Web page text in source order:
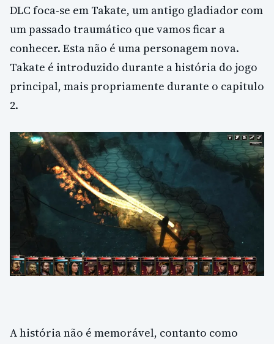
DLC foca-se em Takate, um antigo gladiador com
um passado traumático que vamos ficar a
conhecer. Esta não é uma personagem nova.
Takate é introduzido durante a história do jogo
principal, mais propriamente durante o capitulo
2.
A história não é memorável, contanto como